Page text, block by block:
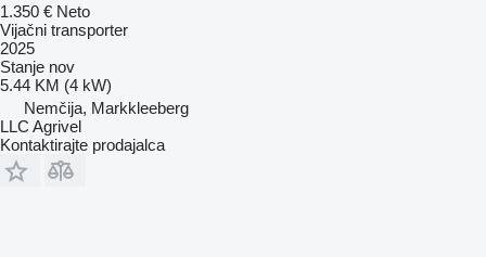
1.350 € Neto
Vijačni transporter
2025
Stanje nov
5.44 KM (4 kW)
Nemčija, Markkleeberg
LLC Agrivel
Kontaktirajte prodajalca